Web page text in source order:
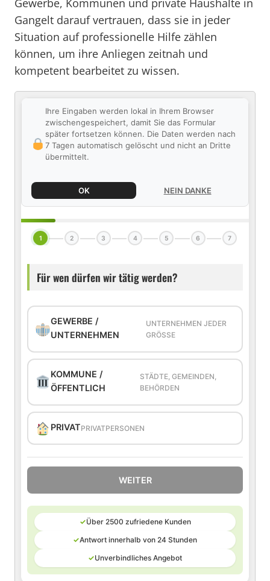
Gewerbe, Kommunen und private Haushalte in
Gangelt darauf vertrauen, dass sie in jeder
Situation auf professionelle Hilfe zählen
können, um ihre Anliegen zeitnah und
kompetent bearbeitet zu wissen.
Ihre Eingaben werden lokal in Ihrem Browser
zwischengespeichert, damit Sie das Formular
später fortsetzen können. Die Daten werden nach
7 Tagen automatisch gelöscht und nicht an Dritte
übermittelt.
OK NEIN DANKE
1 2 3 4 5 6 7
Für wen dürfen wir tätig werden?
GEWERBE /
UNTERNEHMEN
UNTERNEHMEN JEDER
GRÖSSE
KOMMUNE /
ÖFFENTLICH
STÄDTE, GEMEINDEN,
BEHÖRDEN
PRIVATPRIVATPERSONEN
WEITER
✓Über 2500 zufriedene Kunden
✓Antwort innerhalb von 24 Stunden
✓Unverbindliches Angebot